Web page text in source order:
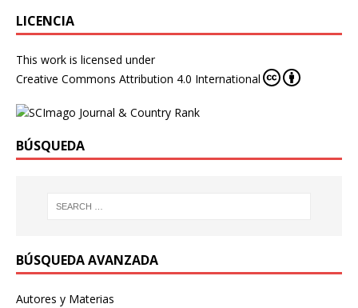
LICENCIA
This work is licensed under
Creative Commons Attribution 4.0 International
BÚSQUEDA
BÚSQUEDA AVANZADA
Autores y Materias